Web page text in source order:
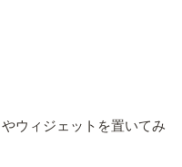
ウィジェットを置いてみ